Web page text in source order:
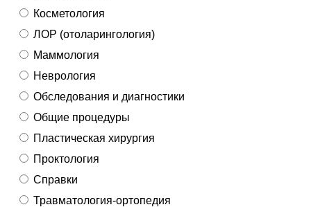
Косметология
ЛОР (отоларингология)
Маммология
Неврология
Обследования и диагностики
Общие процедуры
Пластическая хирургия
Проктология
Справки
Травматология-ортопедия